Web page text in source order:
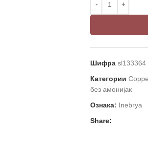
Шифра sl133364
Категории
без амонијак
Ознака: Inebrya
Share: